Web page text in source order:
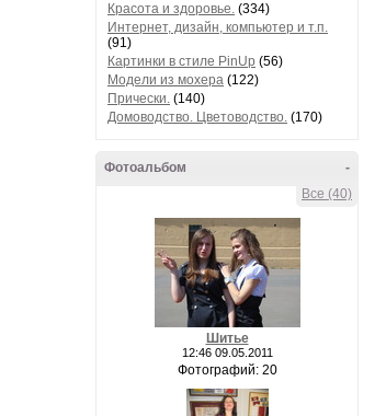
Красота и здоровье. (334)
Интернет, дизайн, компьютер и т.п.
(91)
Картинки в стиле PinUp (56)
Модели из мохера (122)
Прически. (140)
Домоводство. Цветоводство. (170)
-
Фотоальбом
Все (40)
Шитье
12:46 09.05.2011
Фотографий: 20